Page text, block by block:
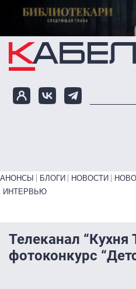
Перейти к основному
Primary links bottom
АНОНСЫ БЛОГИ НОВОСТИ
ИНТЕРВЬЮ
Телеканал “Кухня
фотоконкурс